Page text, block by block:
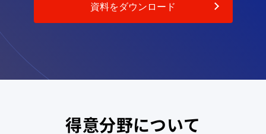
資料をダウンロード
得意分野について